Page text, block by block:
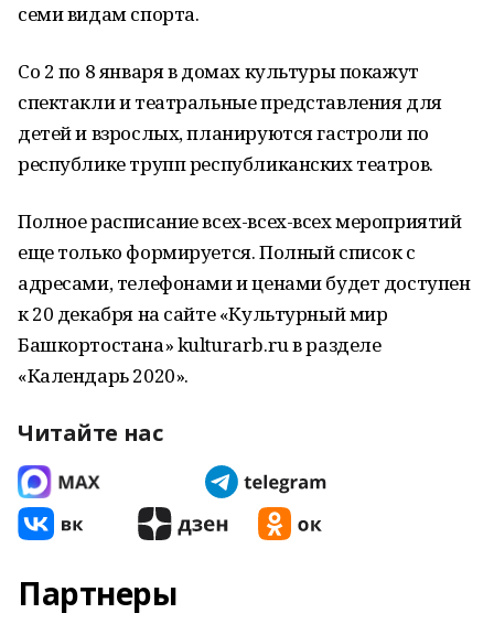
семи видам спорта.
Со 2 по 8 января в домах культуры покажут
спектакли и театральные представления для
детей и взрослых, планируются гастроли по
республике трупп республиканских театров.
Полное расписание всех-всех-всех мероприятий
еще только формируется. Полный список с
адресами, телефонами и ценами будет доступен
к 20 декабря на сайте «Культурный мир
Башкортостана» kulturarb.ru в разделе
«Календарь 2020».
Читайте нас
Партнеры